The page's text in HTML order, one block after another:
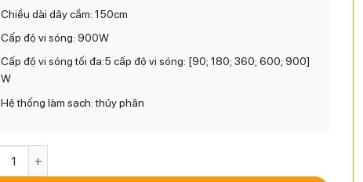
Chiều dài dây cắm: 150cm
Cấp độ vi sóng: 900W
Cấp độ vi sóng tối đa:5 cấp độ vi sóng: [90; 180; 360; 600; 900]
W
Hệ thống làm sạch: thủy phân